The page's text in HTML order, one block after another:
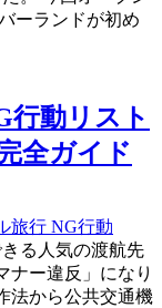
ーランドが初め
行動リスト
全ガイド
旅行 NG行動
る人気の渡航先
ナー違反」になり
法から公共交通機